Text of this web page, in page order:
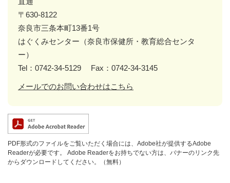
〒630-8122
奈良市三条本町13番1号
はぐくみセンター（奈良市保健所・教育総合センタ
ー）
Tel：0742-34-5129
Fax：0742-34-3145
メールでのお問い合わせはこちら
PDF形式のファイルをご覧いただく場合には、Adobe社が提供するAdobe
Readerが必要です。
Adobe Readerをお持ちでない方は、バナーのリンク先
からダウンロードしてください。（無料）